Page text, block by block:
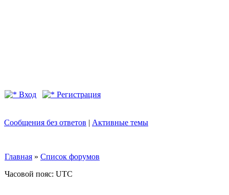
Вход Регистрация
Сообщения без ответов | Активные темы
Главная » Список форумов
Часовой пояс: UTC